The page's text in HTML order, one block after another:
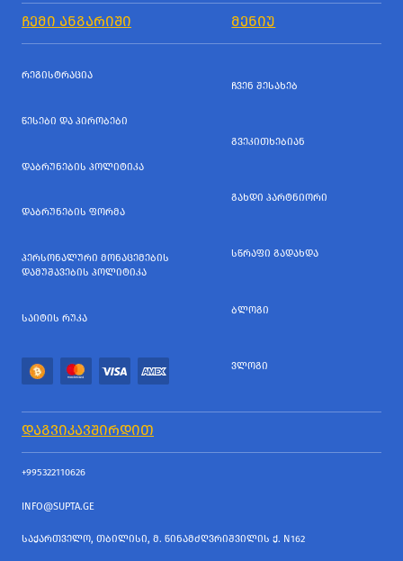
ᲩᲔᲛᲘ ᲐᲜᲒᲐᲠᲘᲨᲘ ᲛᲔᲜᲘᲣ
ᲠᲔᲒᲘᲡᲢᲠᲐᲪᲘᲐ
ᲬᲔᲡᲔᲑᲘ ᲓᲐ ᲞᲘᲠᲝᲑᲔᲑᲘ
ᲓᲐᲑᲠᲣᲜᲔᲑᲘᲡ ᲞᲝᲚᲘᲢᲘᲙᲐ
ᲓᲐᲑᲠᲣᲜᲔᲑᲘᲡ ᲤᲝᲠᲛᲐ
ᲞᲔᲠᲡᲝᲜᲐᲚᲣᲠᲘ ᲛᲝᲜᲐᲪᲔᲛᲔᲑᲘᲡ
ᲓᲐᲛᲣᲨᲐᲕᲔᲑᲘᲡ ᲞᲝᲚᲘᲢᲘᲙᲐ
ᲡᲐᲘᲢᲘᲡ ᲠᲣᲙᲐ
ᲩᲕᲔᲜ ᲨᲔᲡᲐᲮᲔᲑ
ᲒᲕᲔᲙᲘᲗᲮᲔᲑᲘᲐᲜ
ᲒᲐᲮᲓᲘ ᲞᲐᲠᲢᲜᲘᲝᲠᲘ
ᲡᲬᲠᲐᲤᲘ ᲒᲐᲓᲐᲮᲓᲐ
ᲑᲚᲝᲒᲘ
ᲕᲚᲝᲒᲘ
ᲓᲐᲒᲕᲘᲙᲐᲕᲨᲘᲠᲓᲘᲗ
+995322110626
INFO@SUPTA.GE
ᲡᲐᲥᲐᲠᲗᲕᲔᲚᲝ, ᲗᲑᲘᲚᲘᲡᲘ, Მ. ᲬᲘᲜᲐᲛᲫᲦᲕᲠᲘᲨᲕᲘᲚᲘᲡ Ქ. N162